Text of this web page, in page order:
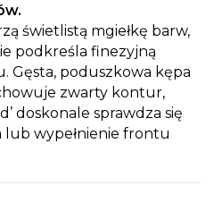
świetlistą mgiełkę barw,
podkreśla finezyjną
Gęsta, poduszkowa kępa
zwarty kontur,
doskonale sprawdza się
wypełnienie frontu